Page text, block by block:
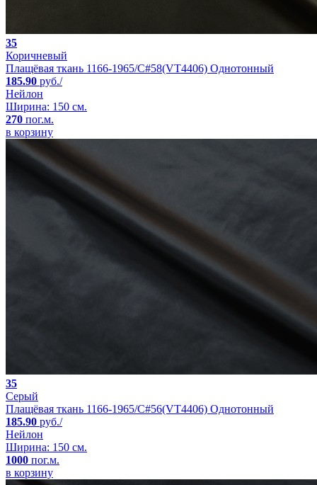
35
Коричневый
Плащёвая ткань 1166-1965/C#58(VT4406) Однотонный
185.90 руб./
Нейлон
Ширина: 150 см.
270 пог.м.
в корзину
35
Серый
Плащёвая ткань 1166-1965/C#56(VT4406) Однотонный
185.90 руб./
Нейлон
Ширина: 150 см.
1000 пог.м.
в корзину